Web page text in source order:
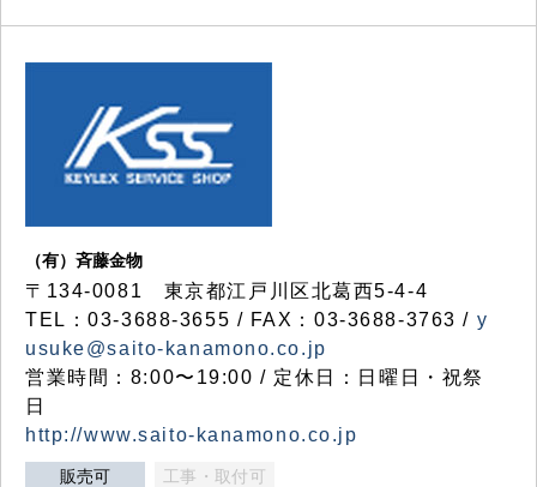
（有）斉藤金物
〒134-0081 東京都江戸川区北葛西5-4-4
TEL：03-3688-3655 / FAX：03-3688-3763 / y
usuke@saito-kanamono.co.jp
営業時間：8:00〜19:00 / 定休日：日曜日・祝祭
日
http://www.saito-kanamono.co.jp
販売可 工事・取付可